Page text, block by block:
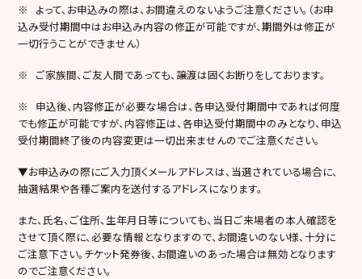
※ よって、お申込みの際は、お間違えのないようご注意ください。（お申
込み受付期間中はお申込み内容の修正が可能ですが、期間外は修正が
一切行うことができません）
※ ご家族間、ご友人間であっても、譲渡は固くお断りをしております。
※ 申込後、内容修正が必要な場合は、各申込受付期間中であれば何度
でも修正が可能ですが、内容修正は、各申込受付期間中のみとなり、申込
受付期間終了後の内容変更は一切出来ませんのでご注意ください。
▼お申込みの際にご入力頂くメールアドレスは、当選されている場合に、
抽選結果や各種ご案内を送付するアドレスになります。
また、氏名、ご住所、生年月日等についても、当日ご来場者の本人確認を
させて頂く際に、必要な情報となりますので、お間違いのない様、十分に
ご注意下さい。チケット発券後、お間違いのあった場合は無効となります
のでご注意ください。